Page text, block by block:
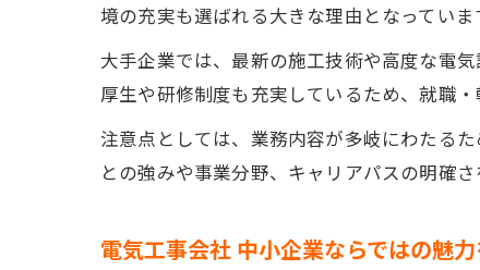
境の充実も選ばれる大きな理由となっていま
大手企業では、最新の施工技術や高度な電
厚生や研修制度も充実しているため、就職
注意点としては、業務内容が多岐にわたる
との強みや事業分野、キャリアパスの明確さ
電気工事会社 中小企業ならではの魅